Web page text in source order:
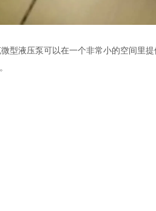
型液压泵可以在一个非常小的空间里